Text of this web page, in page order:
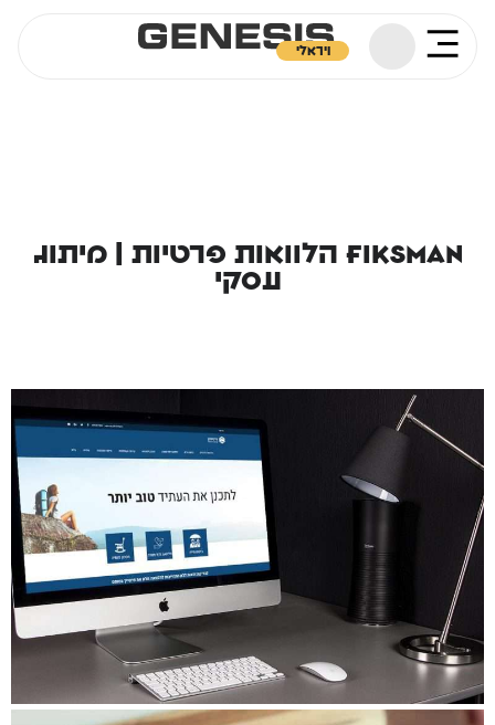
ויראלי
Fiksman הלוואות פרטיות | מיתוג
עסקי